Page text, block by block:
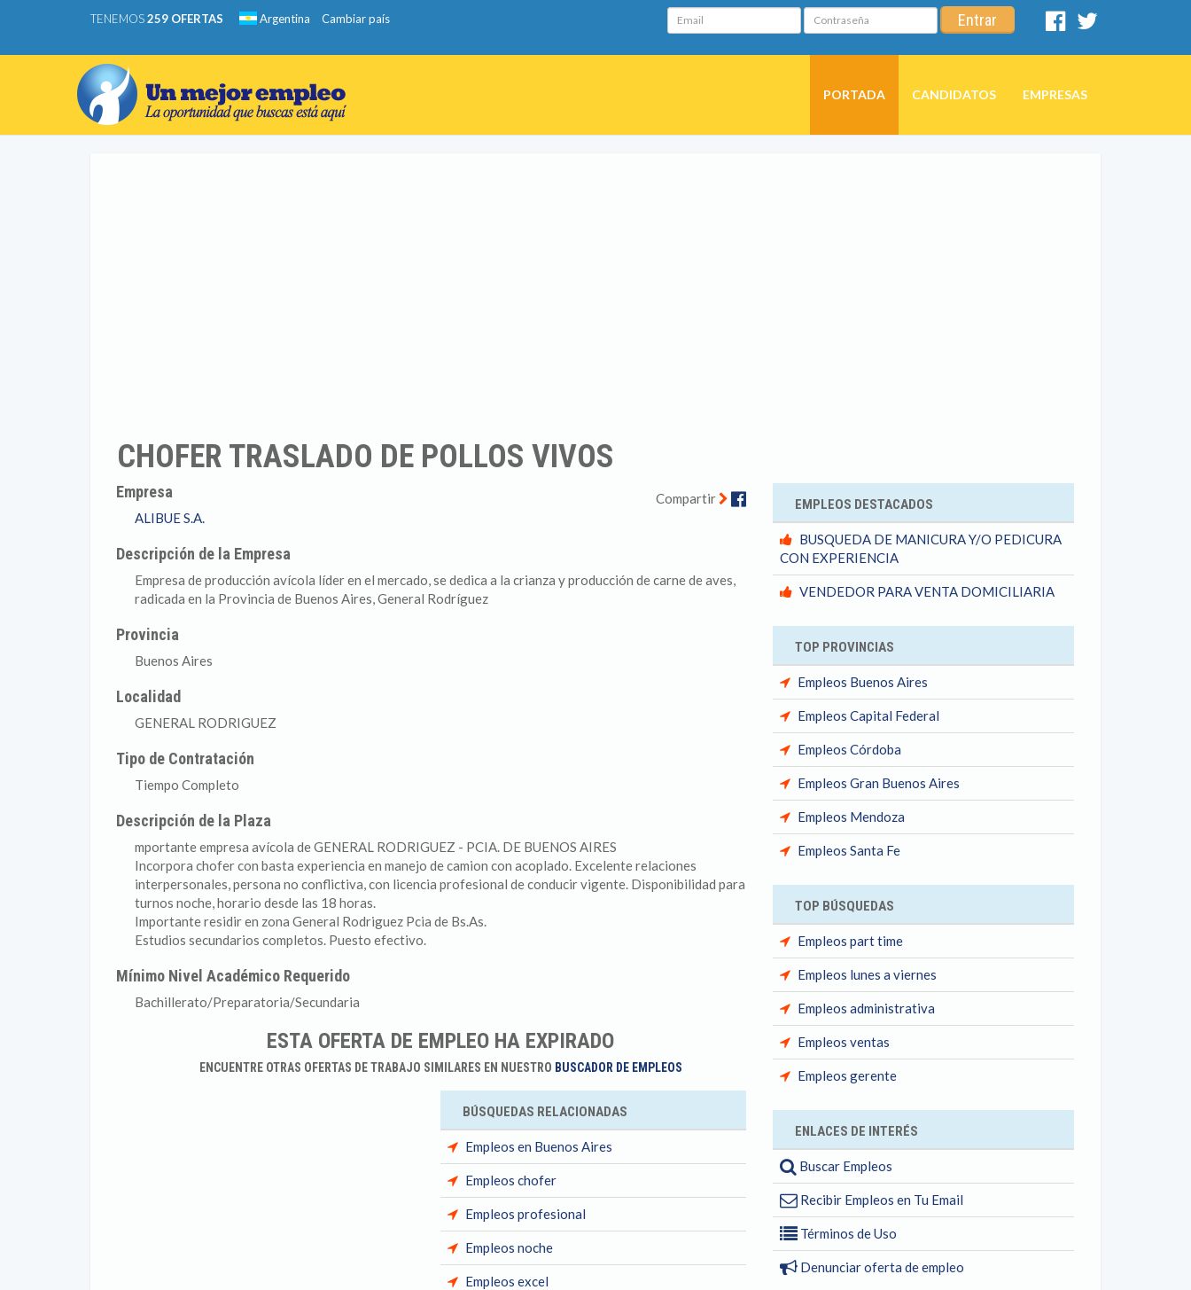
TENEMOS259 OFERTAS Argentina Cambiar país Email Contraseña Entrar
Facebook
PORTADA CANDIDATOS EMPRESAS
CHOFER TRASLADO DE POLLOS VIVOS
Compartir Facebook
Empresa
ALIBUE S.A.
Descripción de la Empresa
Empresa de producción avícola líder en el mercado, se dedica a la crianza y producción de carne de aves,
radicada en la Provincia de Buenos Aires, General Rodríguez
Provincia
Buenos Aires
Localidad
GENERAL RODRIGUEZ
Tipo de Contratación
Tiempo Completo
Descripción de la Plaza
mportante empresa avícola de GENERAL RODRIGUEZ - PCIA. DE BUENOS AIRES
Incorpora chofer con basta experiencia en manejo de camion con acoplado. Excelente relaciones
interpersonales, persona no conflictiva, con licencia profesional de conducir vigente. Disponibilidad para
turnos noche, horario desde las 18 horas.
Importante residir en zona General Rodriguez Pcia de Bs.As.
Estudios secundarios completos. Puesto efectivo.
Mínimo Nivel Académico Requerido
Bachillerato/Preparatoria/Secundaria
ESTA OFERTA DE EMPLEO HA EXPIRADO
ENCUENTRE OTRAS OFERTAS DE TRABAJO SIMILARES EN NUESTRO BUSCADOR DE EMPLEOS
BÚSQUEDAS RELACIONADAS
Empleos en Buenos Aires
Empleos chofer
Empleos profesional
Empleos noche
Empleos excel
EMPLEOS DESTACADOS
BUSQUEDA DE MANICURA Y/O PEDICURA
CON EXPERIENCIA
VENDEDOR PARA VENTA DOMICILIARIA
TOP PROVINCIAS
Empleos Buenos Aires
Empleos Capital Federal
Empleos Córdoba
Empleos Gran Buenos Aires
Empleos Mendoza
Empleos Santa Fe
TOP BÚSQUEDAS
Empleos part time
Empleos lunes a viernes
Empleos administrativa
Empleos ventas
Empleos gerente
ENLACES DE INTERÉS
Buscar Empleos
Recibir Empleos en Tu Email
Términos de Uso
Denunciar oferta de empleo